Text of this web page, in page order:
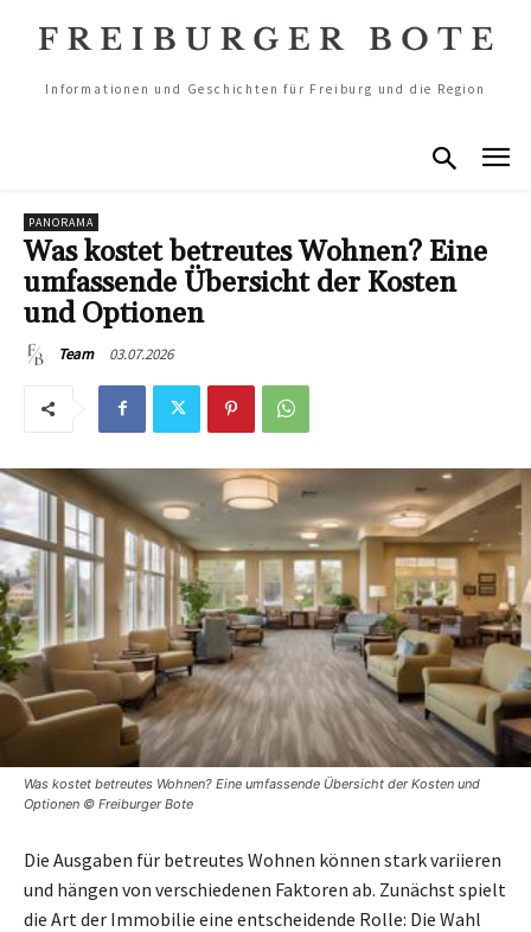
Informationen und Geschichten für Freiburg und die Region
PANORAMA
Was kostet betreutes Wohnen? Eine
umfassende Übersicht der Kosten
und Optionen
Team 03.07.2026
Was kostet betreutes Wohnen? Eine umfassende Übersicht der Kosten und
Optionen © Freiburger Bote
Die Ausgaben für betreutes Wohnen können stark variieren
und hängen von verschiedenen Faktoren ab. Zunächst spielt
die Art der Immobilie eine entscheidende Rolle: Die Wahl